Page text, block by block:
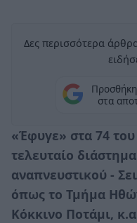
Δες περισσότερα
στα
«Έφυγε» στα 74
τελευταίο
αναπνευστικού -
όπως το Τμήμα
Κόκκινο Ποτάμι,